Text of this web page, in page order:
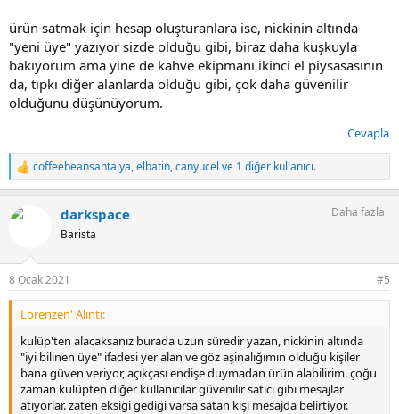
ürün satmak için hesap oluşturanlara ise, nickinin altında
"yeni üye" yazıyor sizde olduğu gibi, biraz daha kuşkuyla
bakıyorum ama yine de kahve ekipmanı ikinci el piysasasının
da, tıpkı diğer alanlarda olduğu gibi, çok daha güvenilir
olduğunu düşünüyorum.
Cevapla
T
e
k
coffeebeansantalya,elbatin,canyucel ve 1 diğer kullanıcı.
darkspace
Barista
Daha fazla
8 Ocak 2021 #5
Lorenzen' Alıntı:
kulüp'ten alacaksanız burada uzun süredir yazan, nickinin altında
"iyi bilinen üye" ifadesi yer alan ve göz aşinalığımın olduğu kişiler
bana güven veriyor, açıkçası endişe duymadan ürün alabilirim. çoğu
zaman kulüpten diğer kullanıcılar güvenilir satıcı gibi mesajlar
atıyorlar. zaten eksiği gediği varsa satan kişi mesajda belirtiyor.